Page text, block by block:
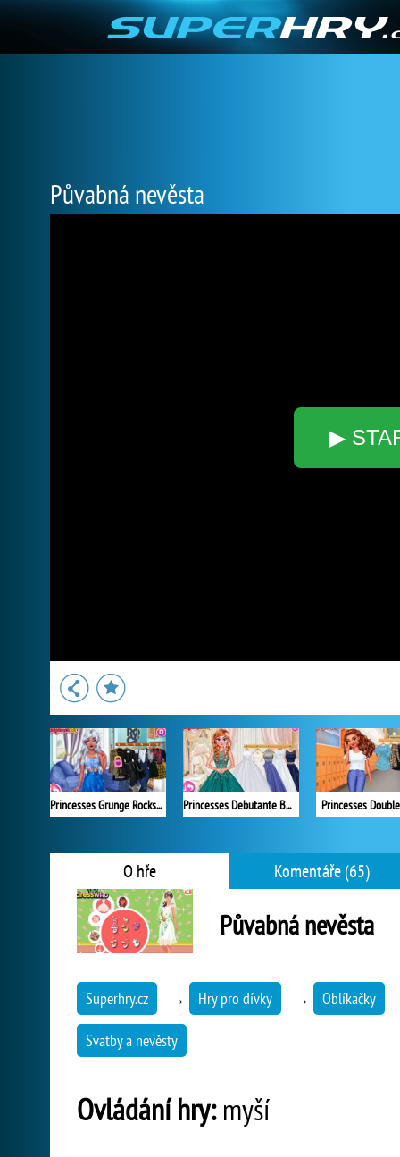
Půvabná nevěsta
▶
Princesses Grunge Rockstars Princesses Debutante Ball Princesses
O hře Komentáře (65)
Půvabná nevěsta
Superhry.cz → Hry pro dívky → Oblíkačky
Svatby a nevěsty
Ovládání hry:myší